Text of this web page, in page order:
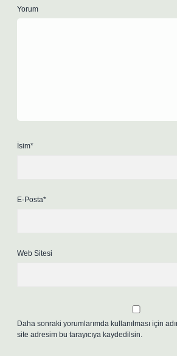
Yorum
İsim*
E-Posta*
Web Sitesi
Daha sonraki yorumlarımda kullanılması için
site adresim bu tarayıcıya kaydedilsin.